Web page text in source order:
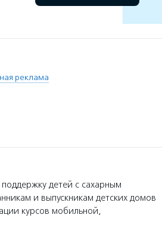
реклама
детей с сахарным
и выпускникам детских домов
курсов мобильной,